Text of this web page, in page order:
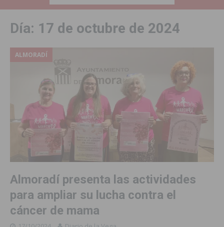
Día: 17 de octubre de 2024
ALMORADÍ
Almoradí presenta las actividades
para ampliar su lucha contra el
cáncer de mama